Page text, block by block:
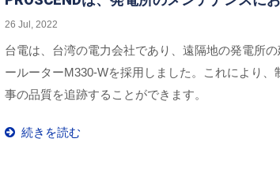
26 Jul, 2022
台電は、台湾の電力会社であり、遠隔地の発電所
ールーターM330-Wを採用しました。これにより
事の品質を追跡することができます。
続きを読む